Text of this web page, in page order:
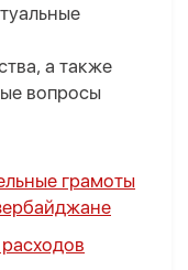
а также
вопросы
грамоты